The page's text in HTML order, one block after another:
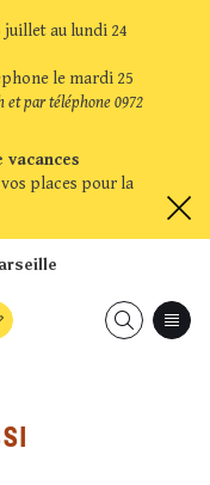
juillet au lundi 24
le mardi 25
et par téléphone 0972
places pour la